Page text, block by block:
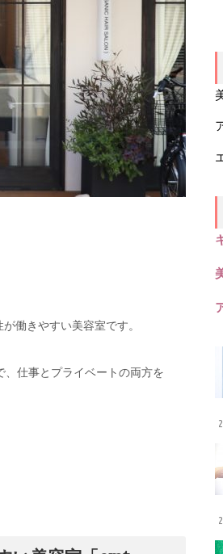
働きやすい美容室です。
仕事とプライベートの両方を